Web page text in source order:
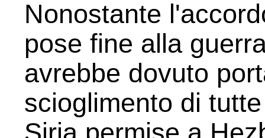
Nonostante
pose fine alla
avrebbe dovuto
scioglimento di